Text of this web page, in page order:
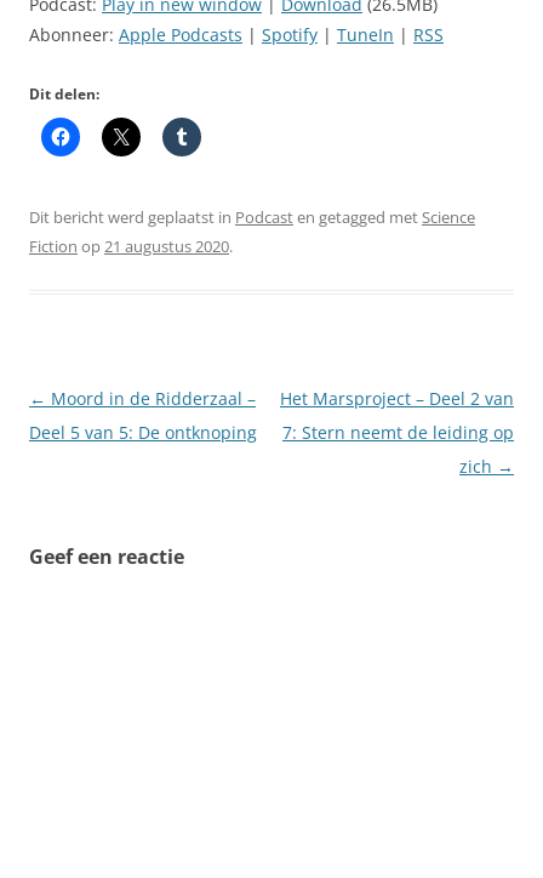
Abonneer: Apple Podcasts | Spotify | TuneIn | RSS
Dit delen:
Dit bericht werd geplaatst in Podcasten getagged metScience
Fiction op21 augustus 2020.
Berichtnavigatie
← Moord in de Ridderzaal –
Deel 5 van 5: De ontknoping
Het Marsproject – Deel 2 van
7: Stern neemt de leiding op
zich →
Geef een reactie